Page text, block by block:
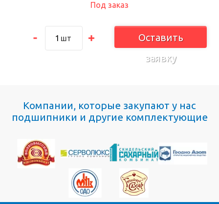
Под заказ
шт
Оставить
заявку
Компании, которые закупают у нас
подшипники и другие комплектующие